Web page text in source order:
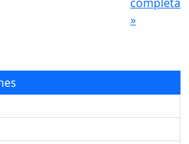
desplegable
»